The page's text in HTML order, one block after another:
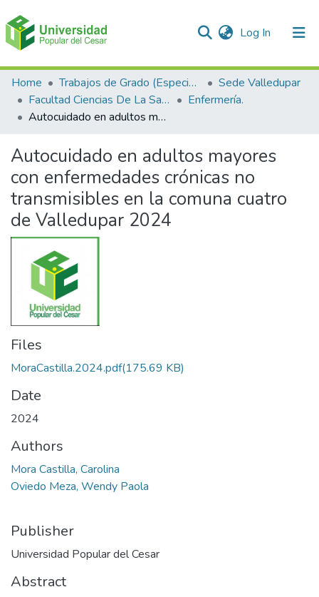
Log In (current)
Communities & Collections
All of DSpace
Home Trabajos de Grado (Especializaciones y Pregrados)
Sede Valledupar
Facultad Ciencias De La Salud.
Enfermería.
Autocuidado en adultos mayores con enfermedades crónicas no transmisibles en la comuna cuatro de Valledupar 2024
Autocuidado en adultos mayores
con enfermedades crónicas no
transmisibles en la comuna cuatro
de Valledupar 2024
Files
MoraCastilla.2024.pdf(175.69 KB)
Date
2024
Authors
Mora Castilla, Carolina
Oviedo Meza, Wendy Paola
Publisher
Universidad Popular del Cesar
Abstract